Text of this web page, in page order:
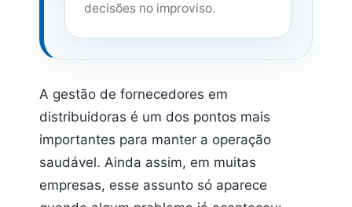
decisões no improviso.
A gestão de fornecedores em
distribuidoras é um dos pontos mais
importantes para manter a operação
saudável. Ainda assim, em muitas
empresas, esse assunto só aparece